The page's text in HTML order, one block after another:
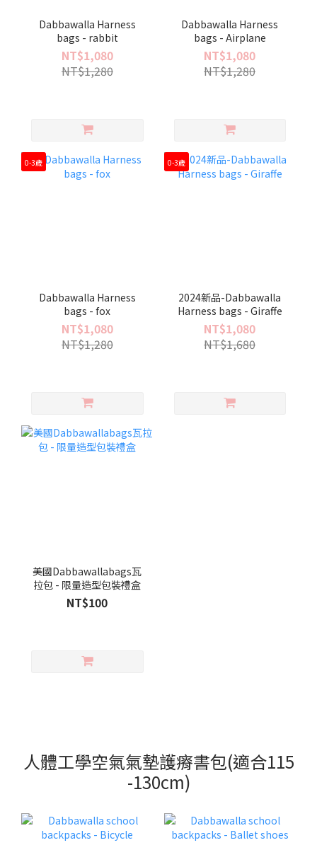
Dabbawalla Harness
bags - rabbit
NT$1,080
NT$1,280
Dabbawalla Harness
bags - Airplane
NT$1,080
NT$1,280
0-3歲
Dabbawalla Harness
bags - fox
NT$1,080
NT$1,280
0-3歲
2024新品-Dabbawalla
Harness bags - Giraffe
NT$1,080
NT$1,680
美國Dabbawallabags瓦
拉包 - 限量造型包裝禮盒
NT$100
人體工學空氣氣墊護瘠書包(適合115
-130cm)